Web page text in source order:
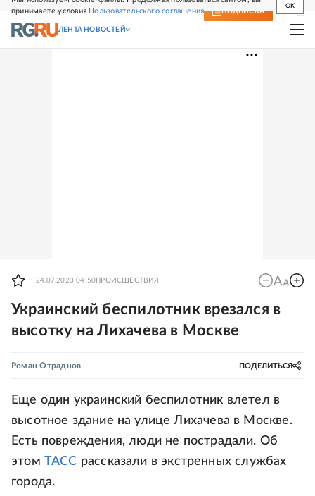
принимаете условия Пользовательского соглашения
OK
СВЕЖИЙ НОМЕР ПОДПИСКА
ЛЕНТА НОВОСТЕЙ
24.07.2023 04:50 ПРОИСШЕСТВИЯ
Украинский беспилотник врезался в
высотку на Лихачева в Москве
Роман Отраднов ПОДЕЛИТЬСЯ
Еще один украинский беспилотник влетел в
высотное здание на улице Лихачева в Москве.
Есть повреждения, люди не пострадали. Об
этом ТАСС рассказали в экстренных службах
города.